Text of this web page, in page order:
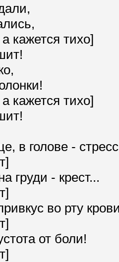
кажется тихо]
кажется тихо]
в голове -
груди - крест...
во рту
от боли!